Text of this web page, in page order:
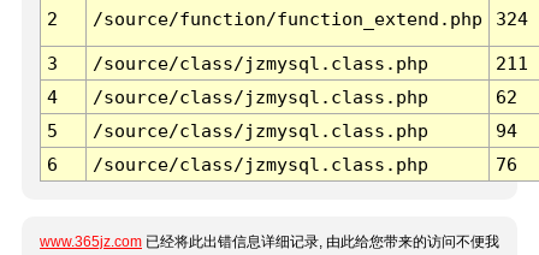
2 /source/function/function_extend.php 324
3 /source/class/jzmysql.class.php
211
4
/source/class/jzmysql.class.php
62
5
/source/class/jzmysql.class.php
94
6
/source/class/jzmysql.class.php 76
www.365jz.com 已经将此出错信息详细记录, 由此给您带来的访问不便我